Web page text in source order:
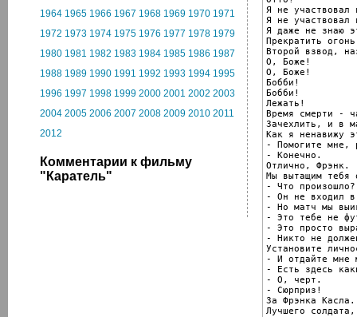
1964 1965 1966 1967 1968 1969 1970 1971
1972 1973 1974 1975 1976 1977 1978 1979
1980 1981 1982 1983 1984 1985 1986 1987
1988 1989 1990 1991 1992 1993 1994 1995
1996 1997 1998 1999 2000 2001 2002 2003
2004 2005 2006 2007 2008 2009 2010 2011
2012
Комментарии к фильму
"Каратель"
Я не участвовал
Я не участвовал
Я даже не знаю
Прекратить
Второй взвод,
О, Боже!
О, Боже!
Бобби!
Бобби!
Лежать!
Время смерти -
Зачехлить, и в
Как я ненавижу
- Помогите мне,
- Конечно.
Отлично, Фрэнк.
Мы вытащим тебя
- Что
- Он не входил
- Но матч мы
- Это тебе не
- Это просто
- Никто не
Установите
- И отдайте мне
- Есть здесь
- О, черт.
- Сюрприз!
За Фрэнка
Лучшего